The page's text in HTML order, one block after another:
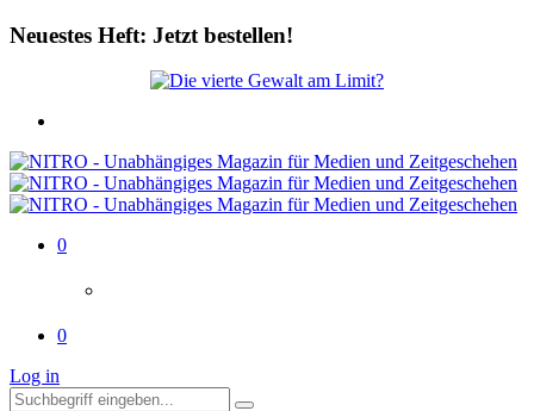
Neuestes Heft: Jetzt bestellen!
0
0
Log in